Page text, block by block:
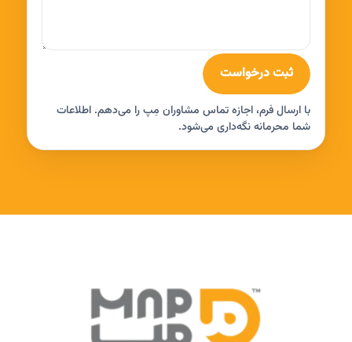
ثبت درخواست
با ارسال فرم، اجازه تماس مشاوران مِپ را می‌دهم. اطلاعات
شما محرمانه نگه‌داری می‌شود.